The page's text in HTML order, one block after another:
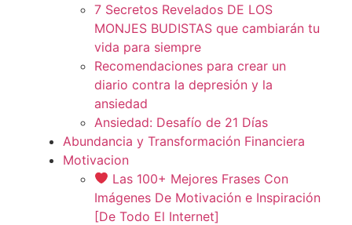
7 Secretos Revelados DE LOS
MONJES BUDISTAS que cambiarán tu
vida para siempre
Recomendaciones para crear un
diario contra la depresión y la
ansiedad
Ansiedad: Desafío de 21 Días
Abundancia y Transformación Financiera
Motivacion
Las 100+ Mejores Frases Con
Imágenes De Motivación e Inspiración
[De Todo El Internet]